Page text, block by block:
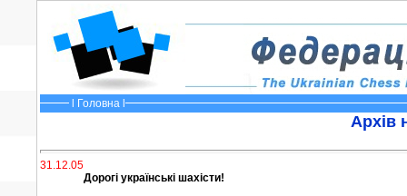
Головна
Архів
31.12.05
Дорогі українські шахісти!